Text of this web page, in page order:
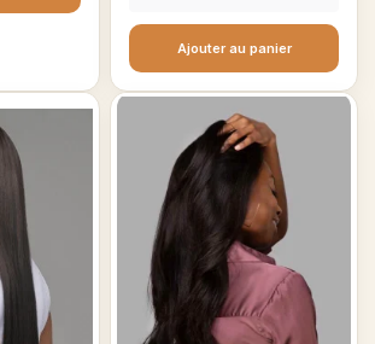
Ajouter au panier